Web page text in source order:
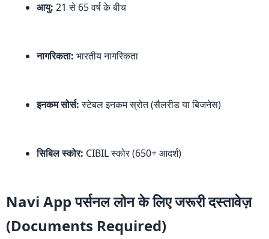
आयु: 21 से 65 वर्ष के बीच
नागरिकता: भारतीय नागरिकता
इनकम सोर्स:स्टेबल इनकम स्रोत (सैलरीड या बिजनेस)
सिबिल स्कोर: CIBIL स्कोर (650+ आदर्श)
Navi App पर्सनल लोन के लिए जरूरी दस्तावेज़
(Documents Required)